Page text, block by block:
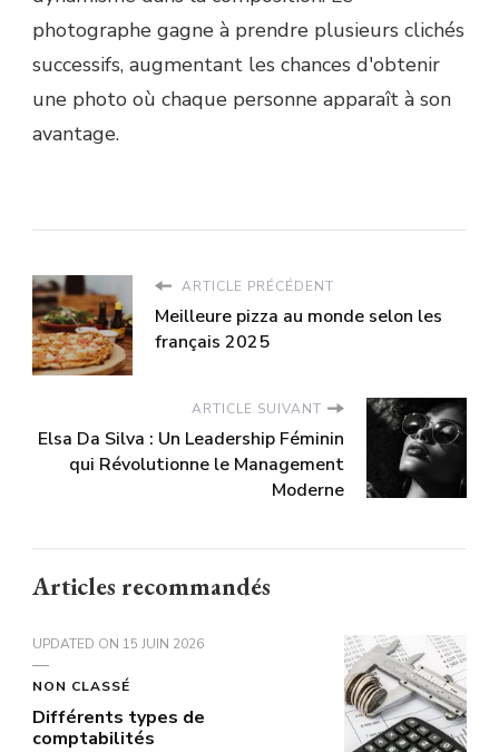
photographe gagne à prendre plusieurs clichés
successifs, augmentant les chances d'obtenir
une photo où chaque personne apparaît à son
avantage.
ARTICLE PRÉCÉDENT
Meilleure pizza au monde selon les
français 2025
ARTICLE SUIVANT
Elsa Da Silva : Un Leadership Féminin
qui Révolutionne le Management
Moderne
Articles recommandés
UPDATED ON 15 JUIN 2026
NON CLASSÉ
Différents types de
comptabilités